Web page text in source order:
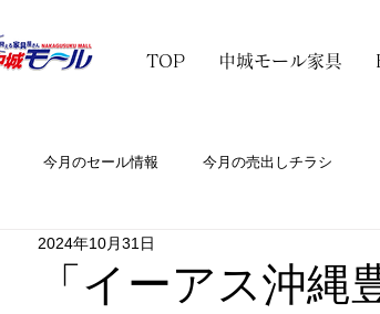
TOP 中城モール家具
今月のセール情報 今月の売出しチラシ
「イーアス沖
2024年10月31日